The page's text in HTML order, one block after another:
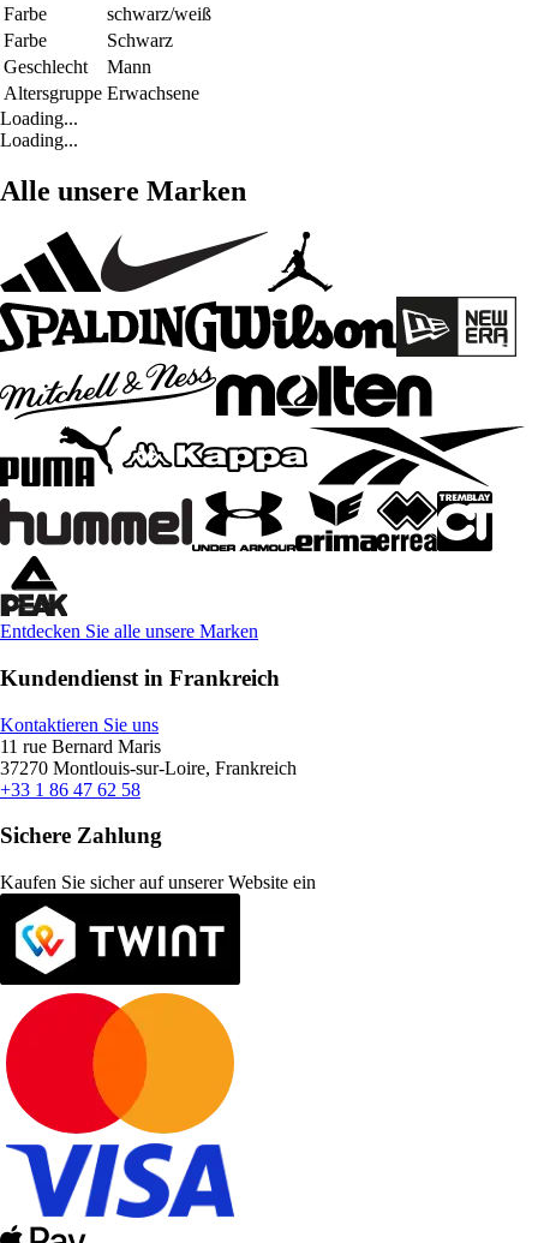
Farbe
schwarz/weiß
Farbe
Schwarz
Geschlecht
Mann
Altersgruppe Erwachsene
Loading...
Loading...
Alle unsere Marken
Entdecken Sie alle unsere Marken
Kundendienst in Frankreich
Kontaktieren Sie uns
11 rue Bernard Maris
37270 Montlouis-sur-Loire, Frankreich
+33 1 86 47 62 58
Sichere Zahlung
Kaufen Sie sicher auf unserer Website ein